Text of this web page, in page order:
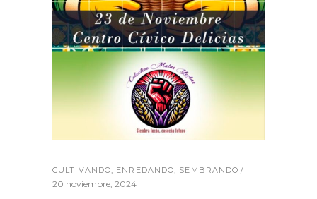
CULTIVANDO, ENREDANDO, SEMBRANDO
20 noviembre, 2024